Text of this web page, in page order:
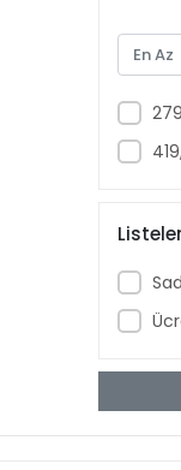
Motor
Oto
Hidrolik
Garaj